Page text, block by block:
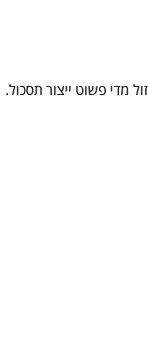
מדי פשוט ייצור תסכול.